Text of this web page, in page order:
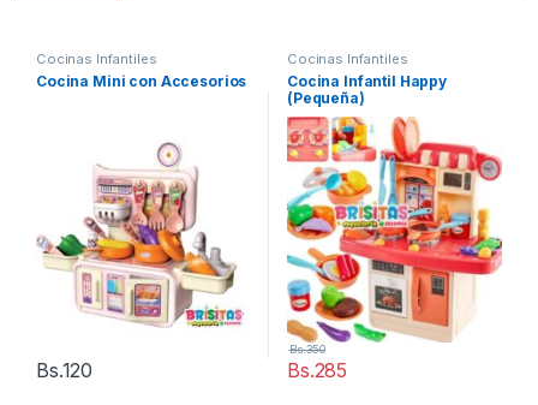
Cocinas Infantiles
Cocina Mini con Accesorios
Bs.120
Cocinas Infantiles
Cocina Infantil Happy
(Pequeña)
Bs.285
Bs.350